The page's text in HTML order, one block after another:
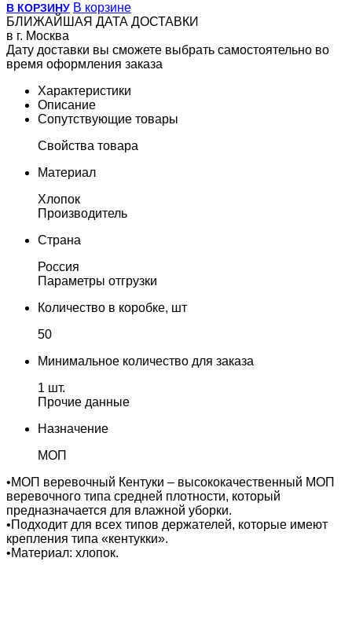
В КОРЗИНУ В корзине
БЛИЖАЙШАЯ ДАТА ДОСТАВКИ
в г. Москва
Дату доставки вы сможете выбрать самостоятельно во
время оформления заказа
Характеристики
Описание
Сопутствующие товары
Свойства товара
Материал
Хлопок
Производитель
Страна
Россия
Параметры отгрузки
Количество в коробке, шт
50
Минимальное количество для заказа
1 шт.
Прочие данные
Назначение
МОП
•МОП веревочный Кентуки – высококачественный МОП
веревочного типа средней плотности, который
предназначается для влажной уборки.
•Подходит для всех типов держателей, которые имеют
крепления типа «кентукки».
•Материал: хлопок.